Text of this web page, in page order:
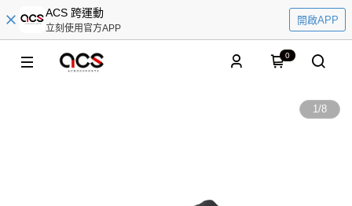
ACS 跨運動
立刻使用官方APP
開啟APP
0
1/8